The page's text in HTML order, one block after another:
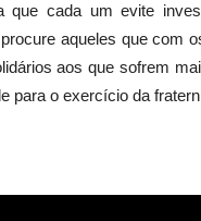
que cada um evite
aqueles que com
aos que sofrem
para o exercício da